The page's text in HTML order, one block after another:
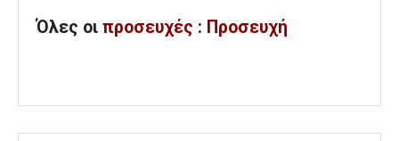
Όλες οι προσευχές : Προσευχή